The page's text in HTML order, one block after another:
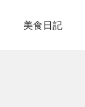
美食日記